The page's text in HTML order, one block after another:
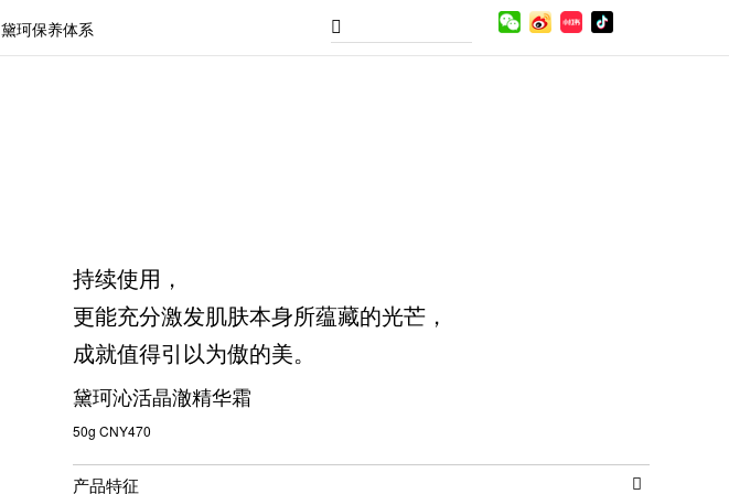
黛珂保养体系
持续使用，
更能充分激发肌肤本身所蕴藏的光芒，
成就值得引以为傲的美。
黛珂沁活晶澈精华霜
50g CNY470
产品特征